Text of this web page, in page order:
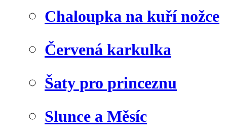
Chaloupka na kuří nožce
Červená karkulka
Šaty pro princeznu
Slunce a Měsíc